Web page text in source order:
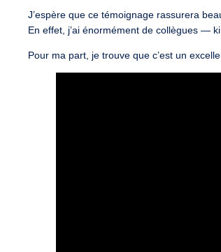
J’espère que ce témoignage rassurera
En effet, j’ai énormément de collègues —
Pour ma part, je trouve que c’est un